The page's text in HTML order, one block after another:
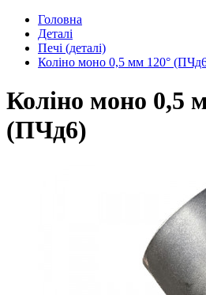
Головна
Деталі
Печі (деталі)
Коліно моно 0,5 мм 120°
Коліно моно 0,5
(ПЧд6)